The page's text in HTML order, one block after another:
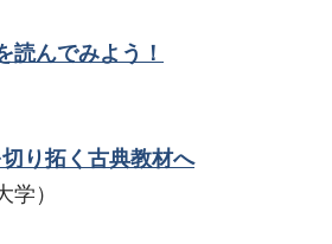
んでみよう！
り拓く古典教材へ
）